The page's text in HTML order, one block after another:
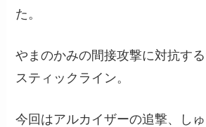
た。
やまのかみの間接攻撃に対抗す
スティックライン。
今回はアルカイザーの追撃、し